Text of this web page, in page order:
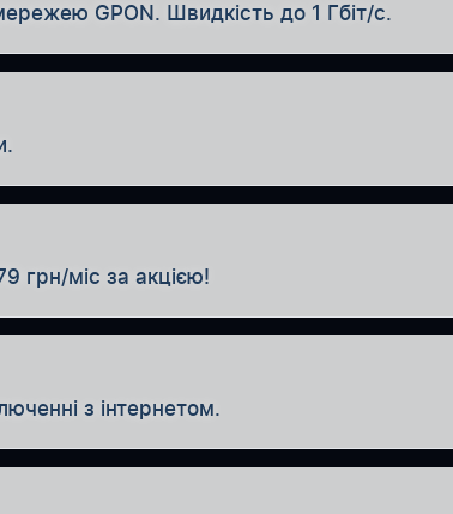
GPON. Швидкість до 1 Гбіт/с.
грн/міс за акцією!
з інтернетом.